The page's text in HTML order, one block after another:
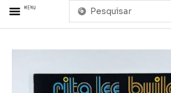
Menu
Pesquisar